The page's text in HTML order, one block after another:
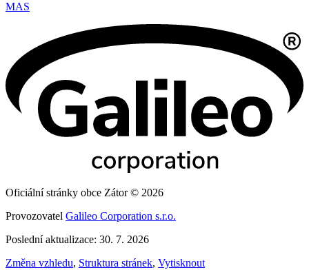
MAS
Oficiální stránky obce Zátor © 2026
Provozovatel Galileo Corporation s.r.o.
Poslední aktualizace: 30. 7. 2026
Změna vzhledu, Struktura stránek, Vytisknout